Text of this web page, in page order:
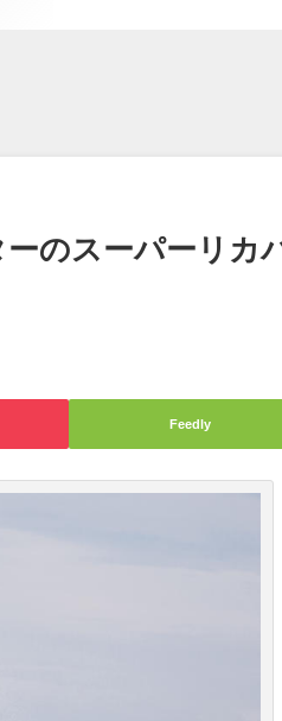
のスーパーリカ
Feedly